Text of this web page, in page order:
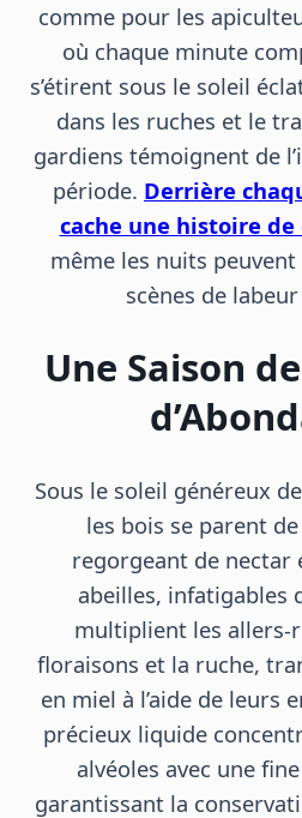
comme pour les
où chaque minute
s’étirent sous le soleil
dans les ruches et le
gardiens témoignent de
période. Derrière
cache une histoire
même les nuits
scènes de
Une Saison
Sous le soleil généreux
les bois se parent
regorgeant de nectar
abeilles, infatigables
multiplient les allers-
floraisons et la ruche,
en miel à l’aide de leurs
précieux liquide
alvéoles avec une
garantissant la